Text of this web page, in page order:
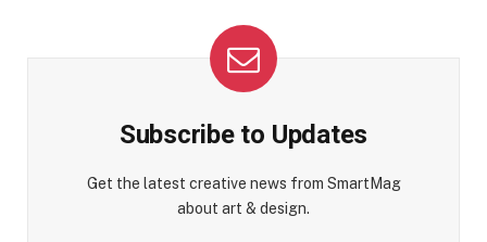
Subscribe to Updates
Get the latest creative news from SmartMag
about art & design.